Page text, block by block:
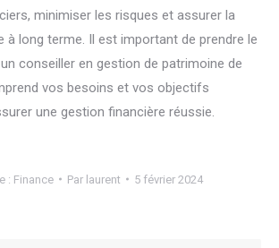
minimiser les risques et assurer la
à long terme. Il est important de prendre le
conseiller en gestion de patrimoine de
vos besoins et vos objectifs
une gestion financière réussie.
: Finance Par laurent 5 février 2024